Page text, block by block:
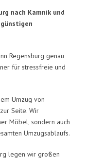
nach Kamnik und
Regensburg genau
für stressfreie und
Umzug von
Seite. Wir
Möbel, sondern auch
Umzugsablaufs.
legen wir großen